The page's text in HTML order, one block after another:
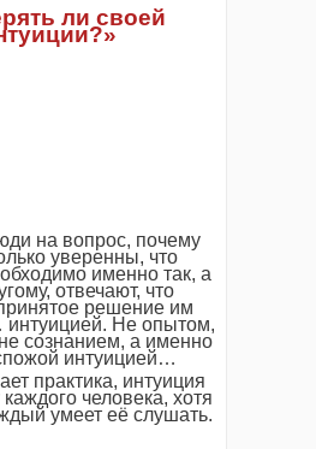
ли своей
на вопрос, почему
уверенны, что
именно так, а
отвечают, что
решение им
интуицией. Не опытом,
сознанием, а именно
интуицией…
практика, интуиция
человека, хотя
умеет её слушать.